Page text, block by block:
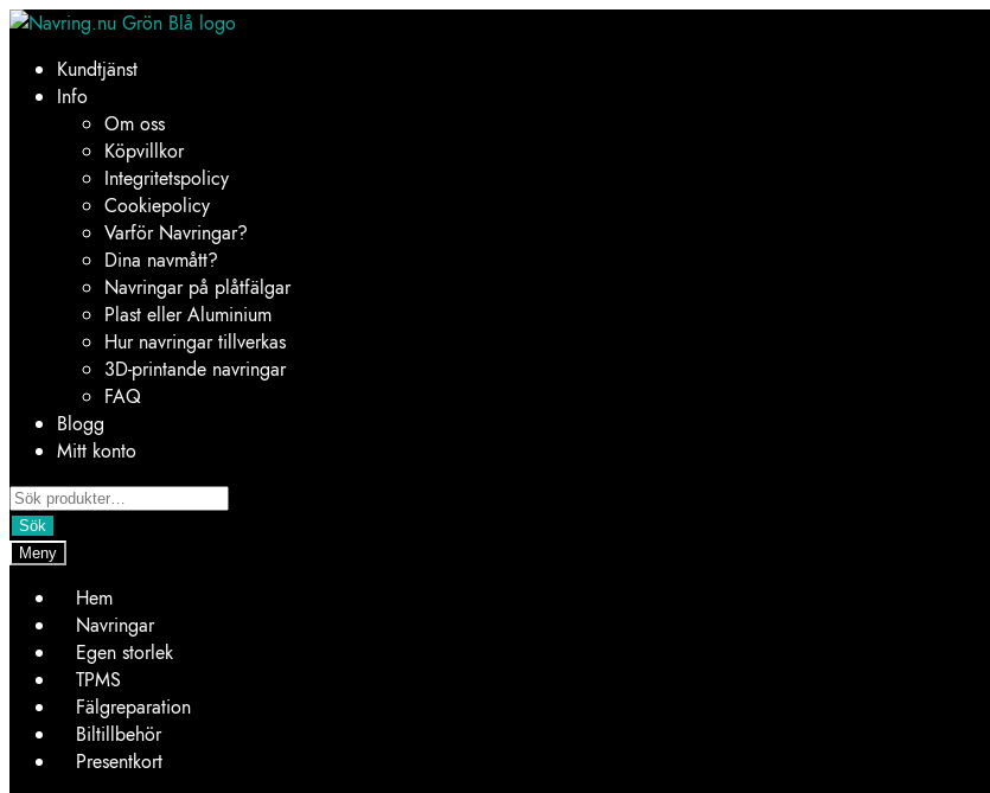
Hoppa
navigering
Hoppa
innehållKundtjänst
Info
Om oss
Köpvillkor
Integritetspolicy
Cookiepolicy
Varför Navringar?
Dina navmått?
Navringar på plåtfälgar
Plast eller Aluminium
Hur navringar tillverkas
3D-printande navringar
FAQ
Blogg
Mitt konto
Products
search
Sök
Meny
Hem
Navringar
Egen storlek
TPMS
Fälgreparation
Biltillbehör
Presentkort